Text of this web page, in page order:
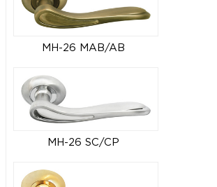
MH-26 MAB/AB
MH-26 SC/CP